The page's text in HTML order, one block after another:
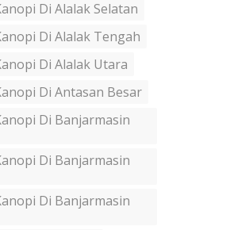
Di Alalak Selatan
Di Alalak Tengah
Di Alalak Utara
Di Antasan Besar
Di Banjarmasin
Di Banjarmasin
Di Banjarmasin